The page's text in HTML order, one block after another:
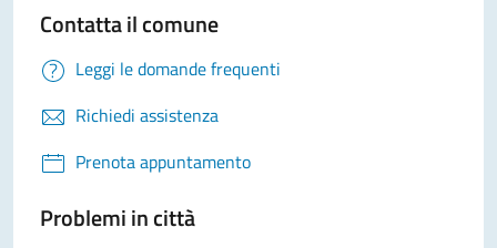
Contatta il comune
Leggi le domande frequenti
Richiedi assistenza
Prenota appuntamento
Problemi in città